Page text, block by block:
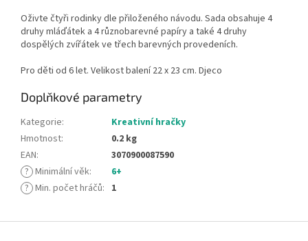
Oživte čtyři rodinky dle přiloženého návodu. Sada obsahuje 4
druhy mláďátek a 4 různobarevné papíry a také 4 druhy
dospělých zvířátek ve třech barevných provedeních.
Pro děti od 6 let. Velikost balení 22 x 23 cm. Djeco
Doplňkové parametry
Kategorie:
Kreativní hračky
Hmotnost:
0.2 kg
EAN:
3070900087590
? Minimální věk:
6+
? Min. počet hráčů: 1